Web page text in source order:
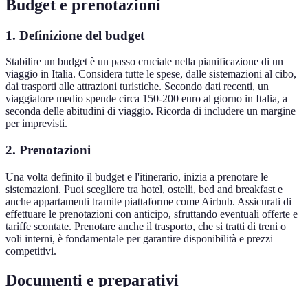
Budget e prenotazioni
1. Definizione del budget
Stabilire un budget è un passo cruciale nella pianificazione di un
viaggio in Italia. Considera tutte le spese, dalle sistemazioni al cibo,
dai trasporti alle attrazioni turistiche. Secondo dati recenti, un
viaggiatore medio spende circa 150-200 euro al giorno in Italia, a
seconda delle abitudini di viaggio. Ricorda di includere un margine
per imprevisti.
2. Prenotazioni
Una volta definito il budget e l'itinerario, inizia a prenotare le
sistemazioni. Puoi scegliere tra hotel, ostelli, bed and breakfast e
anche appartamenti tramite piattaforme come Airbnb. Assicurati di
effettuare le prenotazioni con anticipo, sfruttando eventuali offerte e
tariffe scontate. Prenotare anche il trasporto, che si tratti di treni o
voli interni, è fondamentale per garantire disponibilità e prezzi
competitivi.
Documenti e preparativi